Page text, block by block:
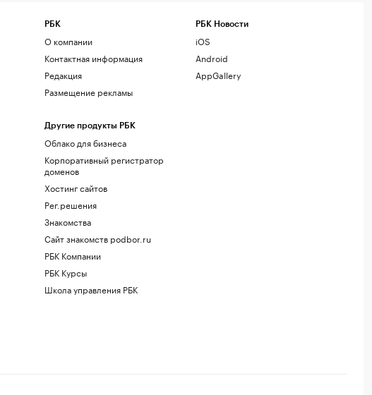
РБК
О компании
Контактная информация
Редакция
Размещение рекламы
Другие продукты РБК
Облако для бизнеса
Корпоративный регистратор
доменов
Хостинг сайтов
Рег.решения
Знакомства
Сайт знакомств podbor.ru
РБК Компании
РБК Курсы
Школа управления РБК
РБК Новости
iOS
Android
AppGallery